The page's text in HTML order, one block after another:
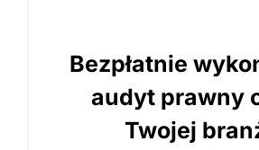
Bezpłatnie
audyt prawny
Twojej